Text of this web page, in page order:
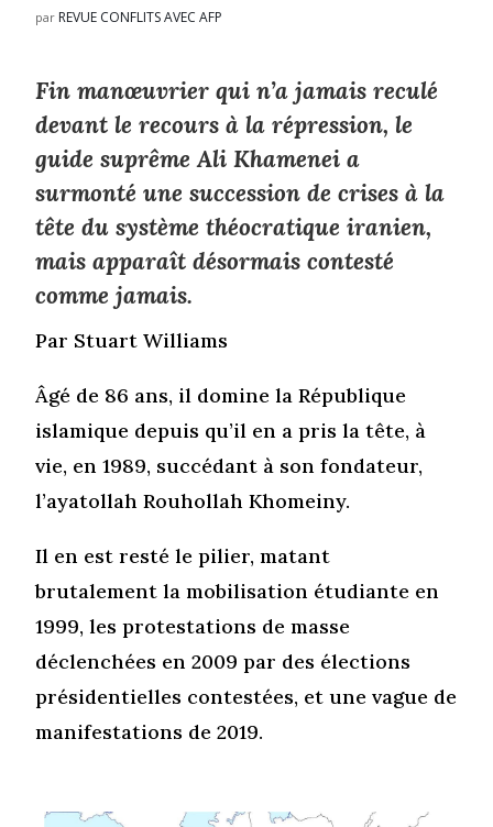
par REVUE CONFLITS AVEC AFP
Fin manœuvrier qui n’a jamais reculé
devant le recours à la répression, le
guide suprême Ali Khamenei a
surmonté une succession de crises à la
tête du système théocratique iranien,
mais apparaît désormais contesté
comme jamais.
Par Stuart Williams
Âgé de 86 ans, il domine la République
islamique depuis qu’il en a pris la tête, à
vie, en 1989, succédant à son fondateur,
l’ayatollah Rouhollah Khomeiny.
Il en est resté le pilier, matant
brutalement la mobilisation étudiante en
1999, les protestations de masse
déclenchées en 2009 par des élections
présidentielles contestées, et une vague de
manifestations de 2019.